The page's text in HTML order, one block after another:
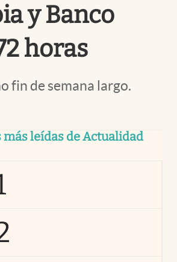
y Banco
horas
fin de semana largo.
más leídas de Actualidad